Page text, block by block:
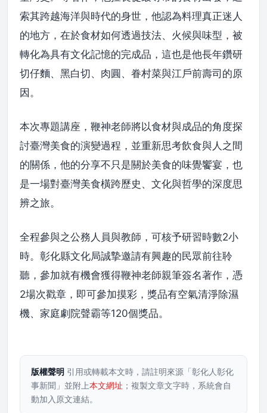
索其跨越海洋與時代的身世，他認為料理真正迷人
的地方，在於食材如何透過技法、火候與味型，被
轉化為具有文化記憶的完成品，這也是他長年鑽研
切仔麵、黑白切、肉圓、眷村菜與江戶前壽司的原
因。
本次專題講座，鞭神老師將以食材與成品的角度探
討臺灣美食的演變過程，並重新思考飲食與人之間
的關係，他的分享不只是關於美食的味覺饗宴，也
是一場對臺灣美食橫跨歷史、文化與哲學的深度思
辨之旅。
全程參與之公務人員與教師，可核予研習時數2小
時。彰化縣文化局誠摯邀請有興趣的民眾前往聆
聽，參加就有機會獲得鞭神老師親筆簽名著作，憑
2場次戳章，即可參加摸彩，獎品有空氣清淨除濕
機、家庭劇院聲霸等120個獎品。
版權聲明 引用或轉載本文時，請註明來源「彰化人彰化
事新聞」並附上本文網址 ；複製文章文字時，系統會自
動加入原文連結。